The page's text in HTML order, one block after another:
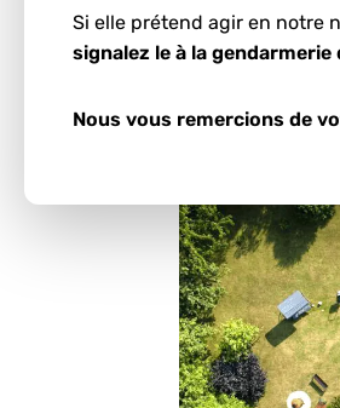
Si elle prétend agir en notre
signalez le à la
Nous vous remercions de
Ces
Démarrer